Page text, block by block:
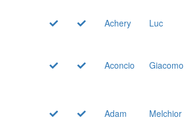
Achery
Luc
Aconcio Giacomo
Adam Melchior